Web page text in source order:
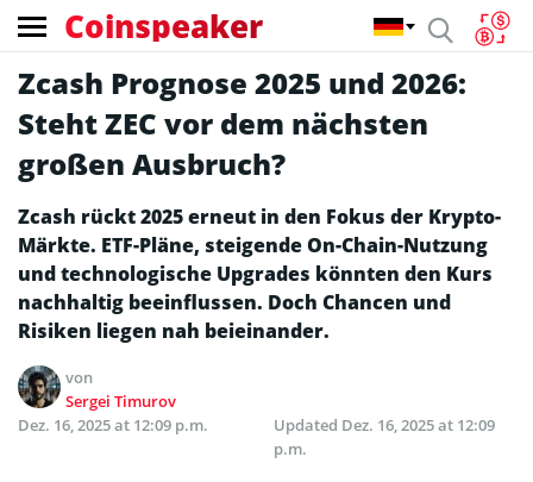
Coinspeaker
Zcash Prognose 2025 und 2026:
Steht ZEC vor dem nächsten
großen Ausbruch?
Zcash rückt 2025 erneut in den Fokus der Krypto-
Märkte. ETF-Pläne, steigende On-Chain-Nutzung
und technologische Upgrades könnten den Kurs
nachhaltig beeinflussen. Doch Chancen und
Risiken liegen nah beieinander.
von
Sergei Timurov
Dez. 16, 2025 at 12:09 p.m.
Updated Dez. 16, 2025 at 12:09
p.m.